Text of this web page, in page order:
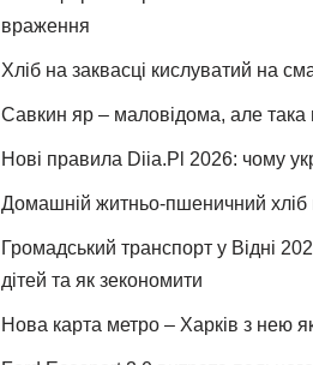
враження
Хліб на заквасці кислуватий на
Савкин яр – маловідома, але така
Нові правила Diia.Pl 2026: чому
Домашній житньо-пшеничний хліб
Громадський транспорт у Відні
дітей та як зекономити
Нова карта метро – Харків з нею